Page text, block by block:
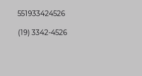
551933424526
(19) 3342-4526